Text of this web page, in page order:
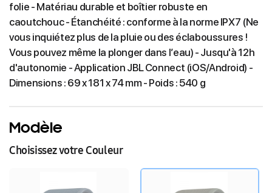
folie - Matériau durable et boîtier robuste en
caoutchouc - Étanchéité : conforme à la norme IPX7 (Ne
vous inquiétez plus de la pluie ou des éclaboussures !
Vous pouvez même la plonger dans l’eau) - Jusqu'à 12h
d'autonomie - Application JBL Connect (iOS/Android) -
Dimensions : 69 x 181 x 74 mm - Poids : 540 g
Modèle
Choisissez votre Couleur